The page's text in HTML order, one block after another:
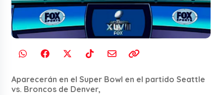
Aparecerán en el Super Bowl en el partido Seattle
vs. Broncos de Denver,